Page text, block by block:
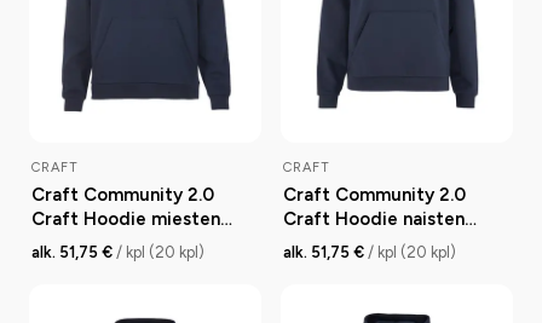
CRAFT
Craft Community 2.0
Craft Hoodie miesten
huppari
alk. 51,75 € / kpl (20 kpl)
CRAFT
Craft Community 2.0
Craft Hoodie naisten
huppari
alk. 51,75 € / kpl (20 kpl)